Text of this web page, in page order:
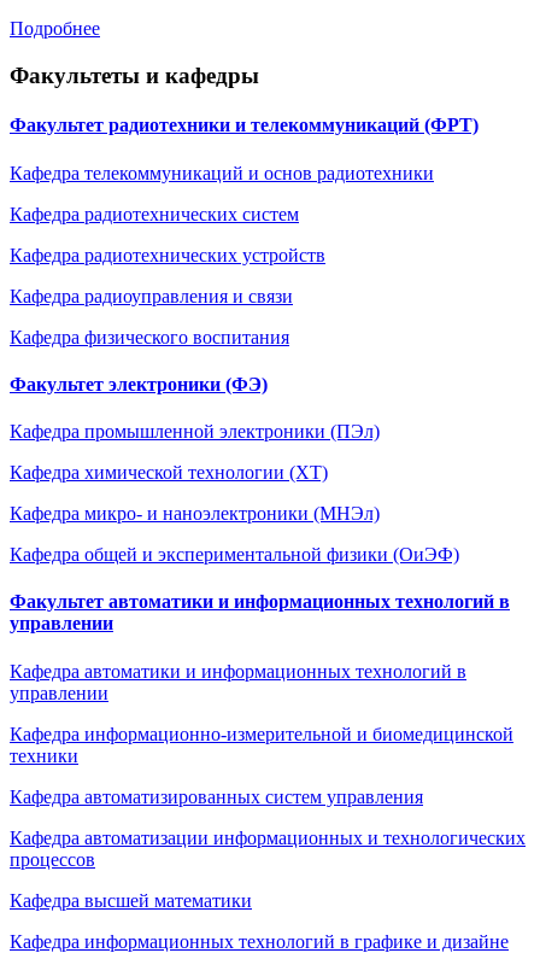
Подробнее
Факультеты и кафедры
Факультет радиотехники и телекоммуникаций (ФРТ)
Кафедра телекоммуникаций и основ радиотехники
Кафедра радиотехнических систем
Кафедра радиотехническиx устройств
Кафедра радиоуправления и связи
Кафедра физического воспитания
Факультет электроники (ФЭ)
Кафедра промышленной электроники (ПЭл)
Кафедра химической технологии (ХТ)
Кафедра микро- и наноэлектроники (МНЭл)
Кафедра общей и экспериментальной физики (ОиЭФ)
Факультет автоматики и информационных технологий в
управлении
Кафедра автоматики и информационных технологий в
управлении
Кафедра информационно-измерительной и биомедицинской
техники
Кафедра автоматизированных систем управления
Кафедра автоматизации информационных и технологических
процессов
Кафедра высшей математики
Кафедра информационных технологий в графике и дизайне